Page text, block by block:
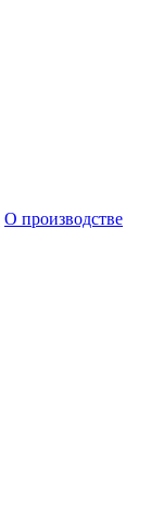
О производстве